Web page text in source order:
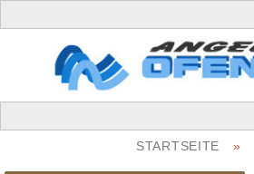
STARTSEITE »